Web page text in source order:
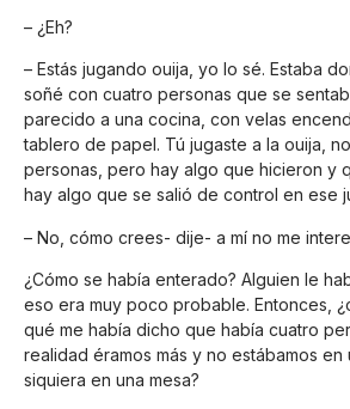
– ¿Eh?
– Estás jugando ouija, yo lo sé. Estaba
soñé con cuatro personas que se
parecido a una cocina, con velas
tablero de papel. Tú jugaste a la ouija,
personas, pero hay algo que hicieron y
hay algo que se salió de control en ese
– No, cómo crees- dije- a mí no me
¿Cómo se había enterado? Alguien le
eso era muy poco probable. Entonces,
qué me había dicho que había cuatro
realidad éramos más y no estábamos en
siquiera en una mesa?